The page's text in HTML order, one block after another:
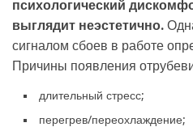
психологический
выглядит неэстетично.
сигналом сбоев в работе
Причины появления
длительный стресс;
перегрев/переохлаждение;